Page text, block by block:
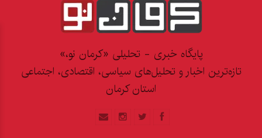
پایگاه خبری - تحلیلی «کرمان نو،»
تازه‌ترین اخبار و تحلیل‌های سیاسی، اقتصادی، اجتماعی
استان کرمان